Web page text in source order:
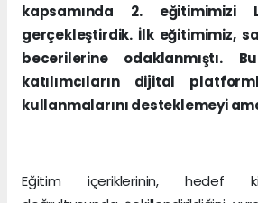
kapsamında 2. eğitimimizi
gerçekleştirdik. İlk eğitimimiz,
becerilerine odaklanmıştı.
katılımcıların dijital
kullanmalarını desteklemeyi
Eğitim içeriklerinin, hedef